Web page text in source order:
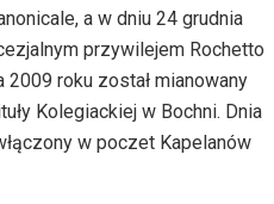
a w dniu 24 grudnia
przywilejem Rochetto
roku został mianowany
Kolegiackiej w Bochni. Dnia
w poczet Kapelanów